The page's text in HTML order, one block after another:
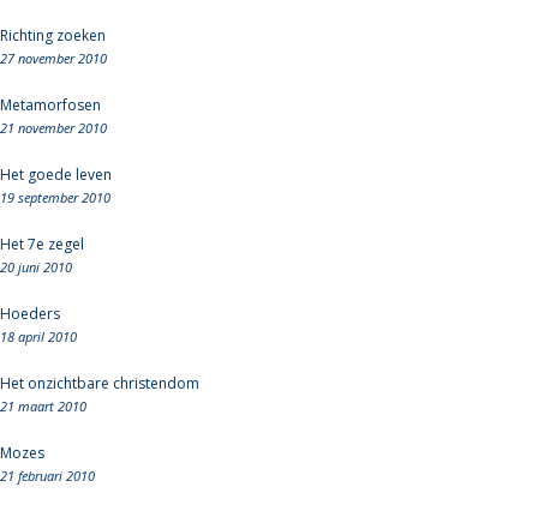
Richting zoeken
27 november 2010
Metamorfosen
21 november 2010
Het goede leven
19 september 2010
Het 7e zegel
20 juni 2010
Hoeders
18 april 2010
Het onzichtbare christendom
21 maart 2010
Mozes
21 februari 2010